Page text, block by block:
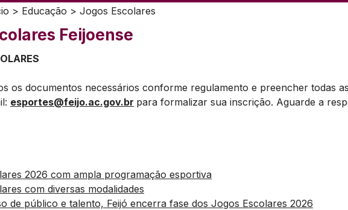
> Educação > Jogos Escolares
Feijoense
os documentos necessários conforme regulamento e preencher todas
esportes@feijo.ac.gov.br para formalizar sua inscrição. Aguarde a
2026 com ampla programação esportiva
com diversas modalidades
de público e talento, Feijó encerra fase dos Jogos Escolares 2026